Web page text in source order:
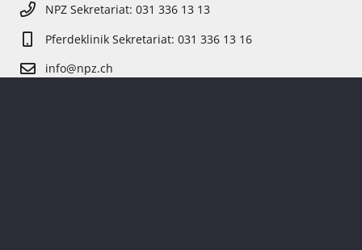
NPZ Sekretariat: 031 336 13 13
Pferdeklinik Sekretariat: 031 336 13 16
info@npz.ch